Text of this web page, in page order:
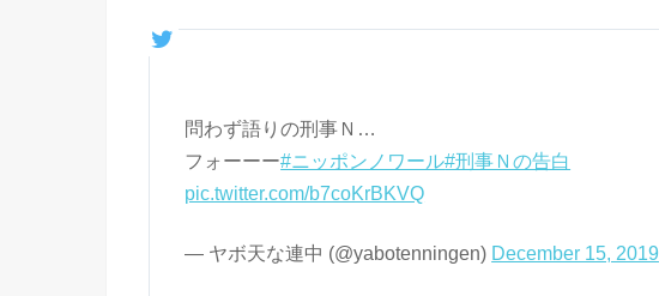
問わず語りの刑事Ｎ…
フォーーー#ニッポンノワール#刑事Ｎの告白
pic.twitter.com/b7coKrBKVQ
— ヤボ天な連中 (@yabotenningen) December 15, 2019